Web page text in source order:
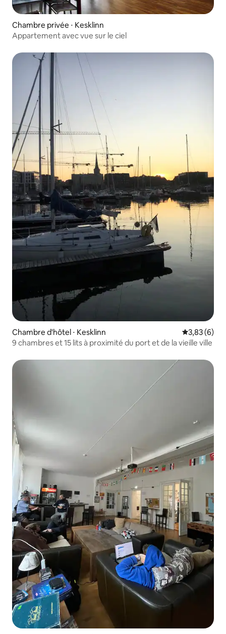
Chambre privée ⋅ Kesklinn
Appartement avec vue sur le ciel
Chambre d'hôtel ⋅ Kesklinn Évaluation
3,83 (6)
9 chambres et 15 lits à proximité du port et de la vieille ville